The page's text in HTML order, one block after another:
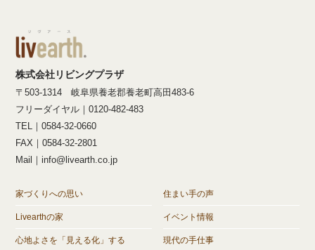
株式会社リビングプラザ
〒503-1314 岐阜県養老郡養老町高田483-6
フリーダイヤル｜0120-482-483
TEL｜0584-32-0660
FAX｜0584-32-2801
Mail｜info@livearth.co.jp
家づくりへの思い
Livearthの家
心地よさを「見える化」する
住まい手の声
イベント情報
現代の手仕事